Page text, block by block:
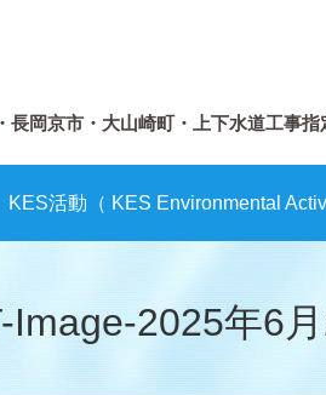
長岡京市・大山崎町・上下水道工事指
KES活動（ KES Environmental
Image-2025年6